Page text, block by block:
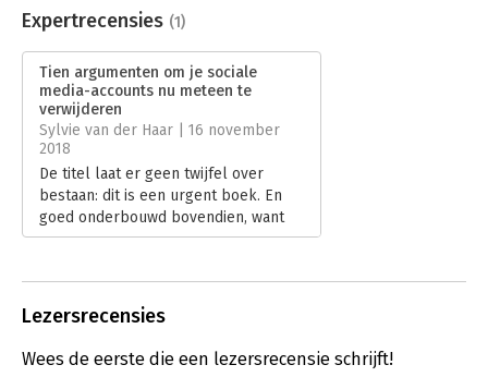
Bestandsformaat:
epub
Uitgever:
Business Contact
Druk:
1
Verschijningsdatum:
Hoofdrubriek:
Expertrecensies (1)
Tien argumenten om je sociale
media-accounts nu meteen te
verwijderen
Sylvie van der Haar | 16 november
2018
De titel laat er geen twijfel over
bestaan: dit is een urgent boek. En
goed onderbouwd bovendien, want
tien argumenten, dat klinkt serieus.
Lezersrecensies
Wees de eerste die een lezersrecensie schrijft!